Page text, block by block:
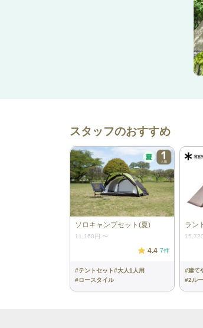
スタッフのおすすめ
ソロキャンプセット(夏)
11,160円 〜
4.4 7件
#テントセット#大人1人用
#ロースタイル
ラン
#建
#2ル